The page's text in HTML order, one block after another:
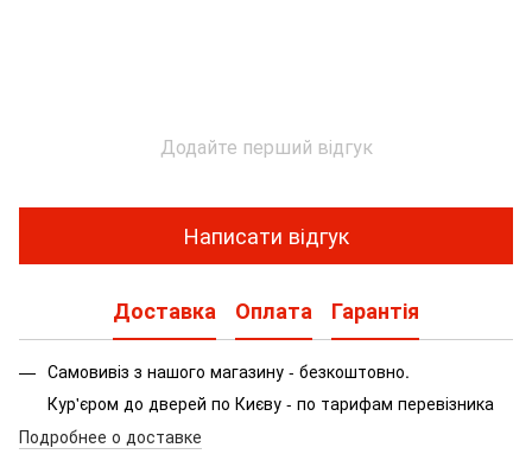
Додайте перший відгук
Написати відгук
Доставка Оплата Гарантія
Самовивіз з нашого магазину - безкоштовно.
Кур'єром до дверей по Києву - по тарифам перевізника
Подробнее о доставке